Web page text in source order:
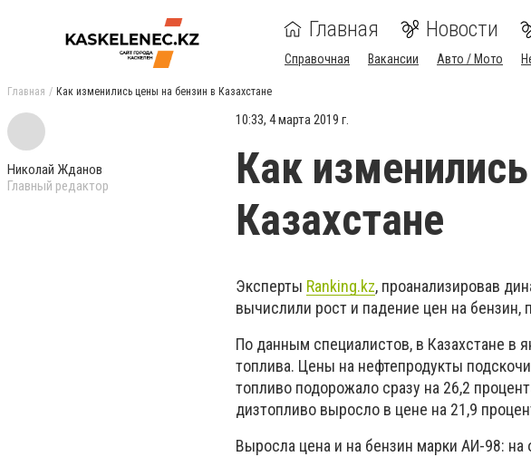
Главная Новости
Справочная Вакансии Авто / Мото
Главная Как изменились цены на бензин в Казахстане
Николай Жданов
Главный редактор
10:33, 4 марта 2019 г.
Как
Казахстане
Эксперты Ranking.kz, проанализировав
вычислили рост и падение цен на бензин,
По данным специалистов, в Казахстане в
топлива. Цены на нефтепродукты
топливо подорожало сразу на 26,2
дизтопливо выросло в цене на 21,9
Выросла цена и на бензин марки АИ-98: